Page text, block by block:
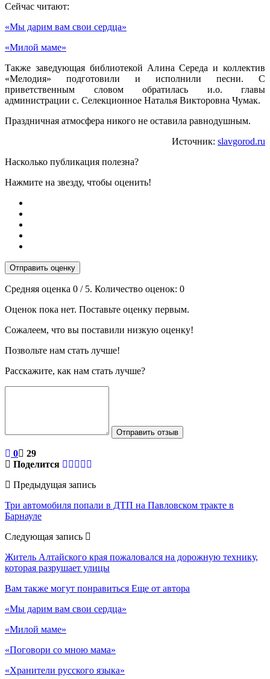
Сейчас читают:
«Мы дарим вам свои сердца»
«Милой маме»
Также заведующая библиотекой Алина Середа и коллектив
«Мелодия» подготовили и исполнили песни. С
приветственным словом обратилась и.о. главы
администрации с. Селекционное Наталья Викторовна Чумак.
Праздничная атмосфера никого не оставила равнодушным.
Источник: slavgorod.ru
Насколько публикация полезна?
Нажмите на звезду, чтобы оценить!
Отправить оценку
Средняя оценка 0 / 5. Количество оценок: 0
Оценок пока нет. Поставьте оценку первым.
Сожалеем, что вы поставили низкую оценку!
Позвольте нам стать лучше!
Расскажите, как нам стать лучше?
Отправить отзыв
0
29
Поделится
Предыдущая запись
Три автомобиля попали в ДТП на Павловском тракте в
Барнауле
Следующая запись
Житель Алтайского края пожаловался на дорожную технику,
которая разрушает улицы
Вам также могут понравиться Еще от автора
«Мы дарим вам свои сердца»
«Милой маме»
«Поговори со мною мама»
«Хранители русского языка»